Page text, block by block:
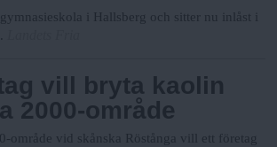
i Hallsberg och sitter nu inlåst i
vill bryta kaolin
2000-område
område vid skånska Röstånga vill ett företag